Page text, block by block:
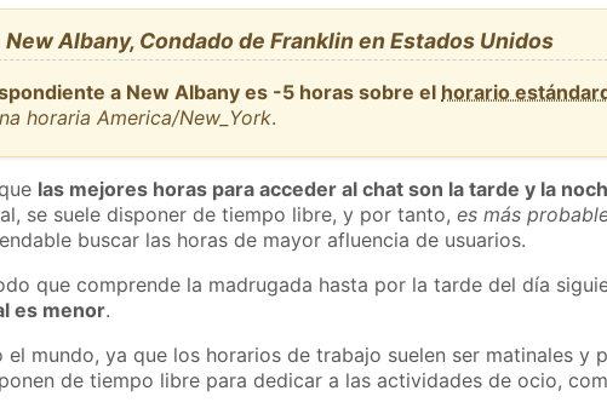
Albany, Condado de Franklin en Estados Unidos
a New Albany es -5 horas sobre el horario
horaria America/New_York.
las mejores horas para acceder al chat son la tarde y la
se suele disponer de tiempo libre, y por tanto,es más
buscar las horas de mayor afluencia de usuarios.
que comprende la madrugada hasta por la tarde del día
es menor.
el mundo, ya que los horarios de trabajo suelen ser matinales
de tiempo libre para dedicar a las actividades de ocio,